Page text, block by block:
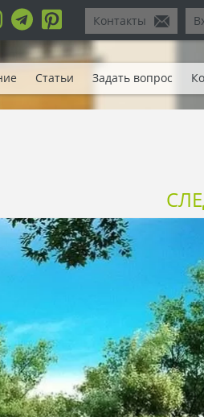
Контакты
Статьи Задать вопрос